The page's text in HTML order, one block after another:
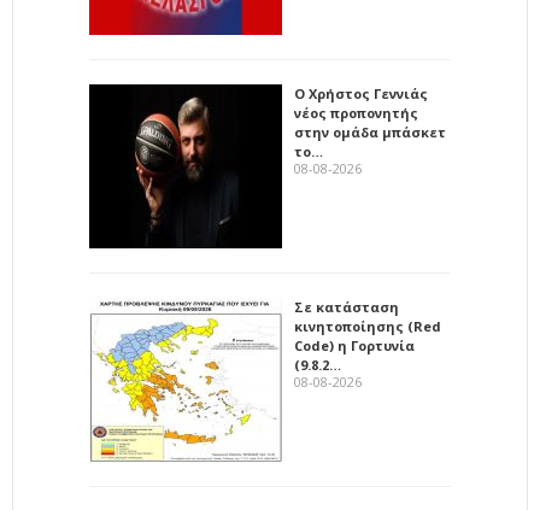
Ο Χρήστος Γεννιάς
νέος προπονητής
στην ομάδα μπάσκετ
το…
08-08-2026
Σε κατάσταση
κινητοποίησης (Red
Code) η Γορτυνία
(9.8.2…
08-08-2026